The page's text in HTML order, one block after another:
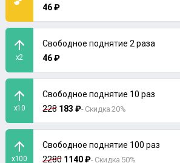
46 ₽
x2
Свободное поднятие 2 раза
46 ₽
x10
Свободное поднятие 10 раз
228 183 ₽- Скидка 20%
x100
Свободное поднятие 100 раз
2280 1140 ₽- Скидка 50%